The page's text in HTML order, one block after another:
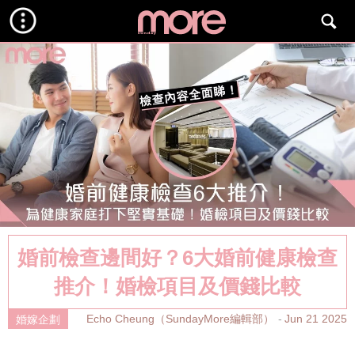
婚前檢查邊間好？6大婚前健康檢查
推介！婚檢項目及價錢比較
婚嫁企劃 Echo Cheung（SundayMore編輯部） Jun 21 2025